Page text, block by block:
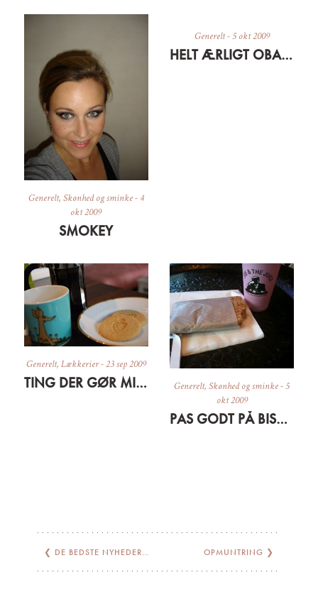
Generelt, Skønhed og sminke-4
okt 2009
SMOKEY
Generelt-5 okt 2009
HELT ÆRLIGT OBA-MAN!
Generelt, Lækkerier-23 sep 2009
TING DER GØR MIG GLAD LIGE NU Generelt,Skønhed og sminke-5
okt 2009
PAS GODT PÅ BISSERNE OG HUDEN
❮ DE BEDSTE NYHEDER… OPMUNTRING ❯